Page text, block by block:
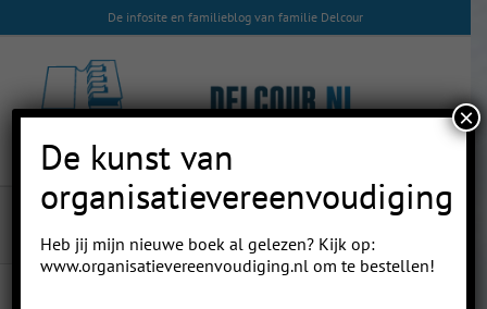
to
De infosite en familieblog van familie Delcour
stoer
De kunst van
organisatievereenvoudiging
Heb jij mijn nieuwe boek al gelezen? Kijk op:
www.organisatievereenvoudiging.nl om te bestellen!
×